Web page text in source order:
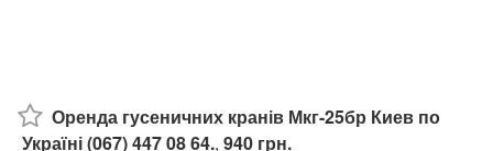
Оренда гусеничних кранів Мкг-25бр Киев по
Україні (067) 447 08 64., 940 грн.